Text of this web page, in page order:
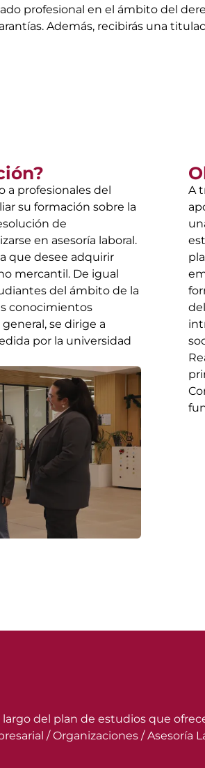
profesional en el ámbito del
Además, recibirás una
a profesionales del
su formación sobre la
de
en asesoría laboral.
que desee adquirir
mercantil. De igual
del ámbito de la
conocimientos
se dirige a
por la universidad
A
del plan de estudios que
/ Organizaciones /